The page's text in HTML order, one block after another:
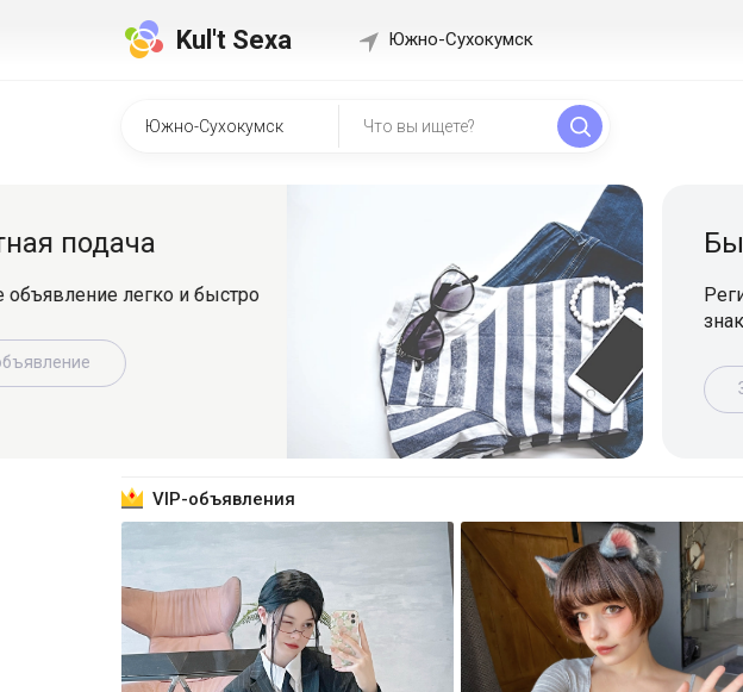
Kul't Sexa Южно-Сухокумск
Быстрая регистрация
Регистрируйтесь и начинайте
знакомиться
Зарегистрироваться
VIP-объявления